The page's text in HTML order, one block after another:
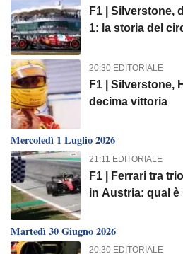
F1 | Silverstone,
1: la storia del
20:30 EDITORIALE
F1 | Silverstone,
decima vittoria
Mercoledì 1 Luglio 2026
21:11 EDITORIALE
F1 | Ferrari tra
in Austria: qual è
Martedì 30 Giugno 2026
20:30 EDITORIALE